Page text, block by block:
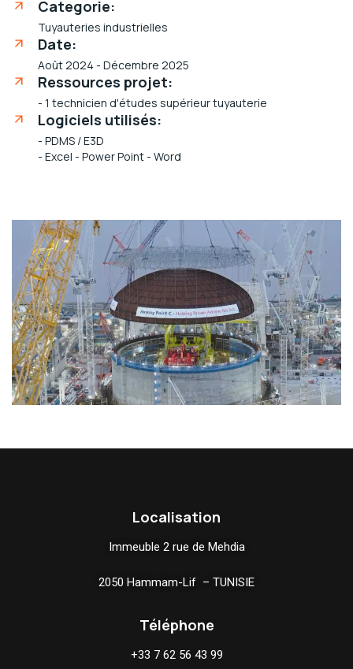
Categorie:
Tuyauteries industrielles
Date:
Août 2024 - Décembre 2025
Ressources projet:
- 1 technicien d'études supérieur tuyauterie
Logiciels utilisés:
- PDMS / E3D
- Excel - Power Point - Word
Localisation
Immeuble 2 rue de Mehdia
2050 Hammam-Lif – TUNISIE
Téléphone
+33 7 62 56 43 99